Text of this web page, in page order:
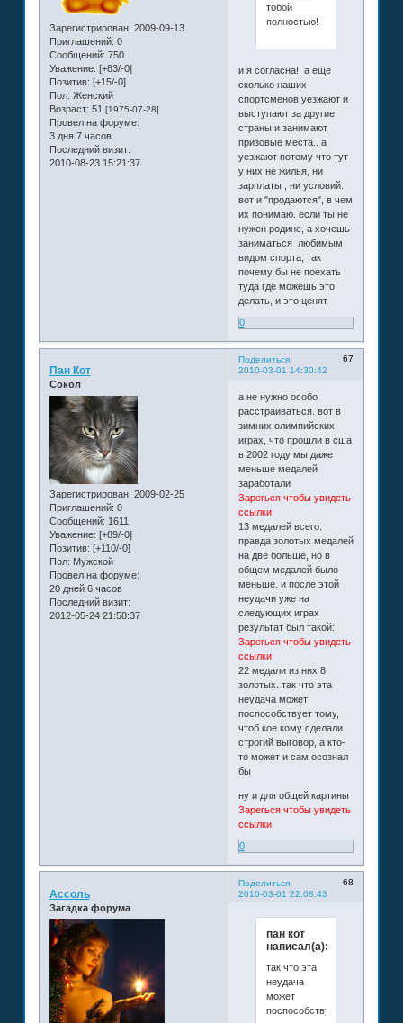
Зарегистрирован: 2009-09-13
Приглашений: 0
Сообщений: 750
Уважение: [+83/-0]
Позитив: [+15/-0]
Пол: Женский
Возраст: 51 [1975-07-28]
Провел на форуме:
3 дня 7 часов
Последний визит:
2010-08-23 15:21:37
тобой
полностью!
и я согласна!! а еще
сколько наших
спортсменов уезжают и
выступают за другие
страны и занимают
призовые места.. а
уезжают потому что тут
у них не жилья, ни
зарплаты , ни условий.
вот и "продаются", в чем
их понимаю. если ты не
нужен родине, а хочешь
заниматься любимым
видом спорта, так
почему бы не поехать
туда где можешь это
делать, и это ценят
0
Поделиться
67
2010-03-01 14:30:42
Пан Кот
Сокол
Зарегистрирован: 2009-02-25
Приглашений: 0
Сообщений: 1611
Уважение: [+89/-0]
Позитив: [+110/-0]
Пол: Мужской
Провел на форуме:
20 дней 6 часов
Последний визит:
2012-05-24 21:58:37
а не нужно особо
расстраиваться. вот в
зимних олимпийских
играх, что прошли в сша
в 2002 году мы даже
меньше медалей
заработали
Зарегься чтобы увидеть
ссылки
13 медалей всего.
правда золотых медалей
на две больше, но в
общем медалей было
меньше. и после этой
неудачи уже на
следующих играх
результат был такой:
Зарегься чтобы увидеть
ссылки
22 медали из них 8
золотых. так что эта
неудача может
поспособствует тому,
чтоб кое кому сделали
строгий выговор, а кто-
то может и сам осознал
бы
ну и для общей картины
Зарегься чтобы увидеть
ссылки
0
Поделиться
68
2010-03-01 22:08:43
Ассоль
Загадка форума
пан кот
написал(а):
так что эта
неудача
может
поспособствует